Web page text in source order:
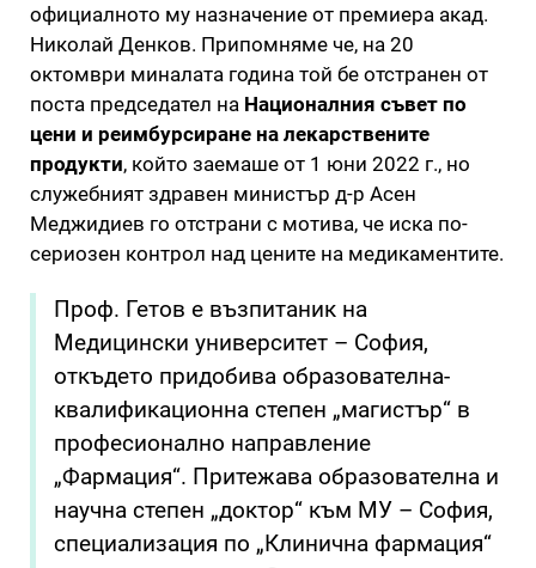
официалното му назначение от премиера акад.
Николай Денков. Припомняме че, на 20
октомври миналата година той бе отстранен от
поста председател на Националния съвет по
цени и реимбурсиране на лекарствените
продукти, който заемаше от 1 юни 2022 г., но
служебният здравен министър д-р Асен
Меджидиев го отстрани с мотива, че иска по-
сериозен контрол над цените на медикаментите.
Проф. Гетов е възпитаник на
Медицински университет – София,
откъдето придобива образователна-
квалификационна степен „магистър“ в
професионално направление
„Фармация“. Притежава образователна и
научна степен „доктор“ към МУ – София,
специализация по „Клинична фармация“